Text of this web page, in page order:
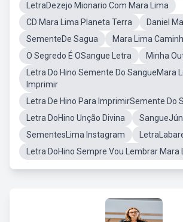
LetraDezejo Mionario Com Mara Lima
CD Mara Lima Planeta Terra
Daniel
SementeDe Sagua
Mara Lima
O Segredo É OSangue Letra
Minha
Letra Do Hino Semente Do SangueMara
Imprimir
Letra De Hino Para ImprimirSemente Do
Letra DoHino Unção Divina
SementesLima Instagram
Letra DoHino Sempre Vou Lembrar Mara